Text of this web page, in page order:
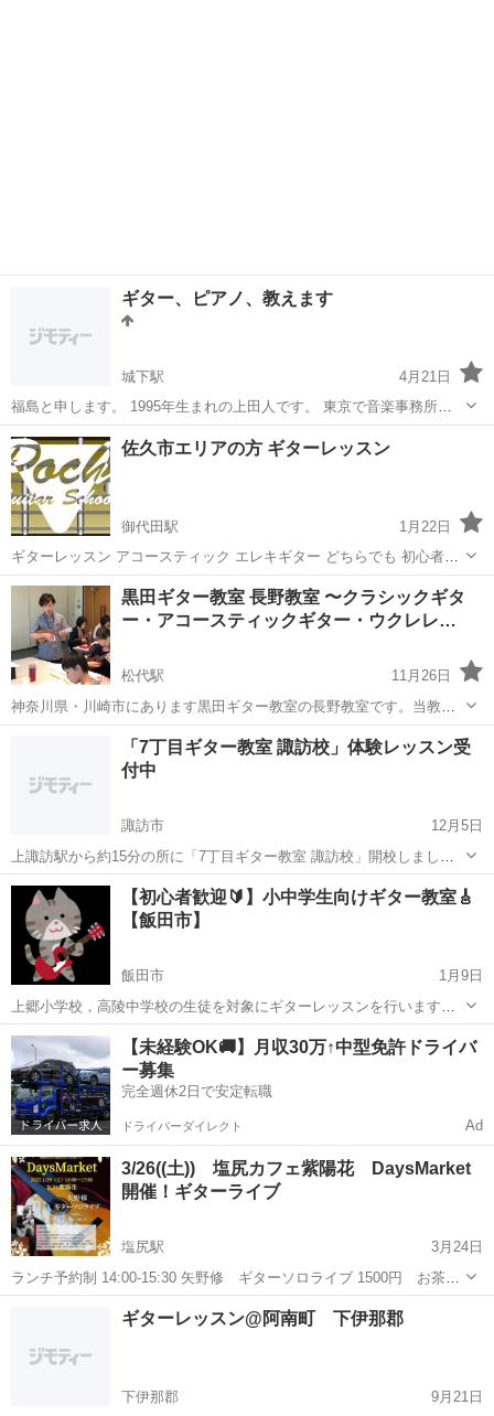
ギター、ピアノ、教えます
城下駅
4月21日
福島と申します。 1995年生まれの上田人です。 東京で音楽事務所に2
年所属していました。 でも、地元が好きで戻ってきて今度は教える側
になろうと思って投稿しました。 ギター、ピアノ、ベースは15年やっ
ています。 専門はアコー...
長野 上田市 城下駅 ギター
佐久市エリアの方 ギターレッスン
御代田駅
1月22日
ギターレッスン アコースティック エレキギター どちらでも 初心者大
歓迎 コード理論、音作り レッスン致します。 また、バンド全体の音
作りなどレッスン致します。レッスン料 個人1時間 3000円 二人以上で
一人2000...
長野 北佐久郡 御代田駅 ギター レッスン
黒田ギター教室 長野教室 〜クラシックギタ
ー・アコースティックギター・ウクレレ…
松代駅
11月26日
神奈川県・川崎市にあります黒田ギター教室の長野教室です。当教室
では小さいお子様からシニアの方まで幅広い年代の方を対象としてお
ります。クラシックギター・アコースティックギター・ウクレレ・オ
ーボエ・ドラム・マリンバ・カホン・その...
松代駅 ギター マリンバ
「7丁目ギター教室 諏訪校」体験レッスン受
付中
諏訪市
12月5日
上諏訪駅から約15分の所に「7丁目ギター教室 諏訪校」開校しまし
た！体験レッスン受付中です。初心者はもちろん経験者まで幅広く受
付中です。基本から応用まで、教えることが可能です。作曲のコツな
ども伝授致します。https://w...
長野 諏訪市 ギター レッスン
【初心者歓迎🔰】小中学生向けギター教室🎸
【飯田市】
飯田市
1月9日
上郷小学校，高陵中学校の生徒を対象にギターレッスンを行います。
ギターに興味を持ったお子様が一生の趣味として音楽を楽しめるよう
に全力でサポートいたします🎸 【レッスン内容】 これからギターを初
めてみたいお子様向けにギタ...
長野 飯田市 ギター レッスン
【未経験OK🚚】月収30万↑中型免許ドライバ
ー募集
完全週休2日で安定転職
ドライバーダイレクト Ad
3/26((土)) 塩尻カフェ紫陽花 DaysMarket
開催！ギターライブ
塩尻駅
3月24日
ランチ予約制 14:00-15:30 矢野修 ギターソロライブ 1500円 お茶付
こちらも開催してます。 占い 初回体験価格 姓名判断 1000円 開
運占い 1000円 イーチンタロット 500円 手相占い...
塩尻駅
ギターレッスン@阿南町 下伊那郡
下伊那郡 9月21日